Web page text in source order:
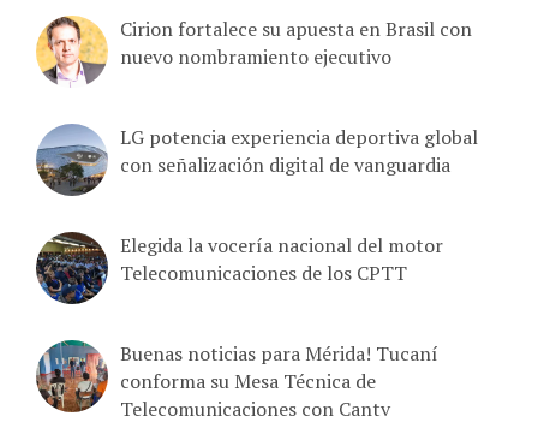
Cirion fortalece su apuesta en Brasil con
nuevo nombramiento ejecutivo
LG potencia experiencia deportiva global
con señalización digital de vanguardia
Elegida la vocería nacional del motor
Telecomunicaciones de los CPTT
Buenas noticias para Mérida! Tucaní
conforma su Mesa Técnica de
Telecomunicaciones con Cantv